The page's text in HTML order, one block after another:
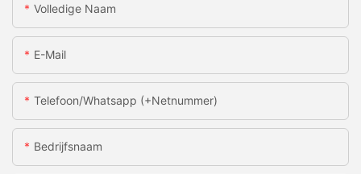
Volledige Naam
E-Mail
Telefoon/whatsapp (+netnummer)
Bedrijfsnaam